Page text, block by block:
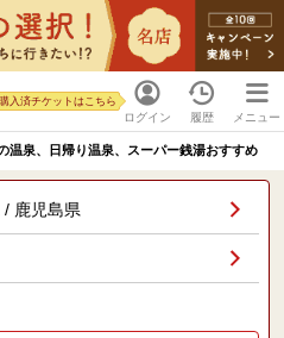
ログイン
購入済チケットはこちら
履歴 メニュー
温泉、日帰り温泉、スーパー銭湯おすすめ
/ 鹿児島県